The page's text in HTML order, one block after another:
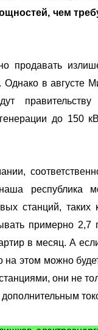
чем
продавать
в августе
до 150
станций,
примерно 2,7
в месяц. А
на этом можно
они не